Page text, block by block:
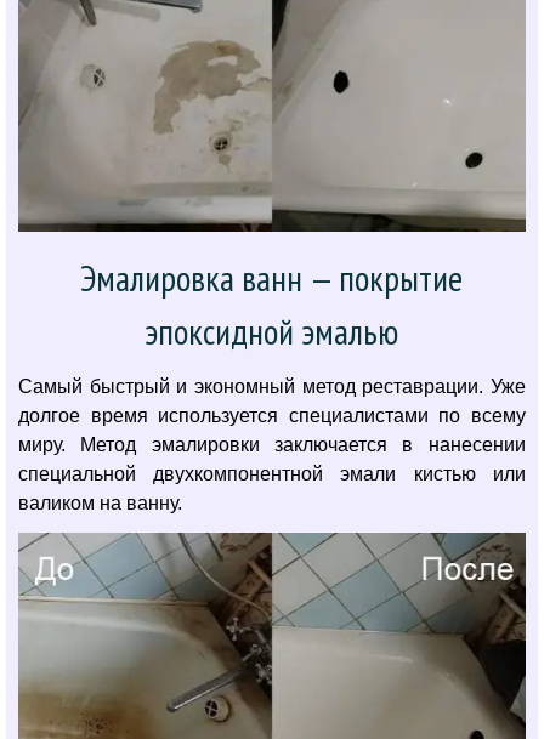
Эмалировка ванн — покрытие
эпоксидной эмалью
Самый быстрый и экономный метод реставрации. Уже
долгое время используется специалистами по всему
миру. Метод эмалировки заключается в нанесении
специальной двухкомпонентной эмали кистью или
валиком на ванну.